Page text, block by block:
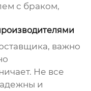
с браком,
важно
Не все
и